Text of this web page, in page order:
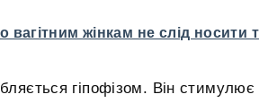
жінкам не слід носити
гіпофізом. Він